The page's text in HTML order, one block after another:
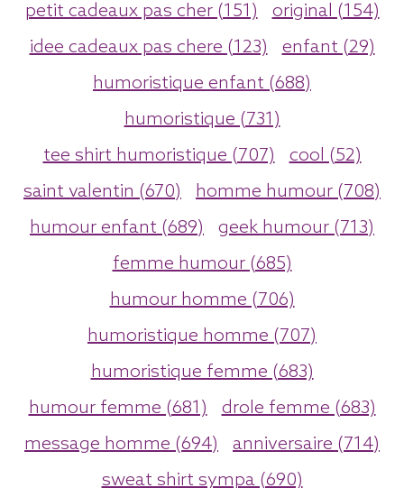
petit cadeaux pas cher (151)
original (154)
idee cadeaux pas chere (123)
enfant (29)
humoristique enfant (688)
humoristique (731)
tee shirt humoristique (707)
cool (52)
saint valentin (670)
homme humour (708)
humour enfant (689)
geek humour (713)
femme humour (685)
humour homme (706)
humoristique homme (707)
humoristique femme (683)
humour femme (681)
drole femme (683)
message homme (694)
anniversaire (714)
sweat shirt sympa (690)